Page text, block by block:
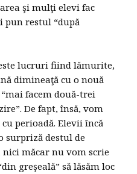
şi mulţi elevi fac
pun restul “după
lucruri fiind lămurite,
dimineaţă cu o nouă
facem două-trei
De fapt, însă, vom
perioadă. Elevii încă
surpriză destul de
măcar nu vom scrie
greşeală” să lăsăm loc